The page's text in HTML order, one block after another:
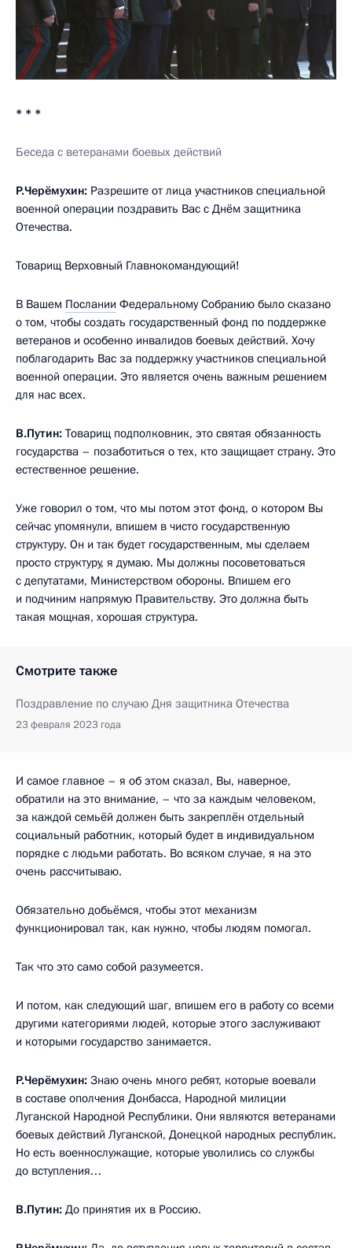
* * *
Беседа с ветеранами боевых действий
Р.Черёмухин: Разрешите от лица участников специальной
военной операции поздравить Вас с Днём защитника
Отечества.
Товарищ Верховный Главнокомандующий!
В Вашем Послании Федеральному Собранию было сказано
о том, чтобы создать государственный фонд по поддержке
ветеранов и особенно инвалидов боевых действий. Хочу
поблагодарить Вас за поддержку участников специальной
военной операции. Это является очень важным решением
для нас всех.
В.Путин: Товарищ подполковник, это святая обязанность
государства – позаботиться о тех, кто защищает страну. Это
естественное решение.
Уже говорил о том, что мы потом этот фонд, о котором Вы
сейчас упомянули, впишем в чисто государственную
структуру. Он и так будет государственным, мы сделаем
просто структуру, я думаю. Мы должны посоветоваться
с депутатами, Министерством обороны. Впишем его
и подчиним напрямую Правительству. Это должна быть
такая мощная, хорошая структура.
Смотрите также
Поздравление по случаю Дня защитника Отечества
23 февраля 2023 года
И самое главное – я об этом сказал, Вы, наверное,
обратили на это внимание, – что за каждым человеком,
за каждой семьёй должен быть закреплён отдельный
социальный работник, который будет в индивидуальном
порядке с людьми работать. Во всяком случае, я на это
очень рассчитываю.
Обязательно добьёмся, чтобы этот механизм
функционировал так, как нужно, чтобы людям помогал.
Так что это само собой разумеется.
И потом, как следующий шаг, впишем его в работу со всеми
другими категориями людей, которые этого заслуживают
и которыми государство занимается.
Р.Черёмухин: Знаю очень много ребят, которые воевали
в составе ополчения Донбасса, Народной милиции
Луганской Народной Республики. Они являются ветеранами
боевых действий Луганской, Донецкой народных республик.
Но есть военнослужащие, которые уволились со службы
до вступления…
В.Путин: До принятия их в Россию.